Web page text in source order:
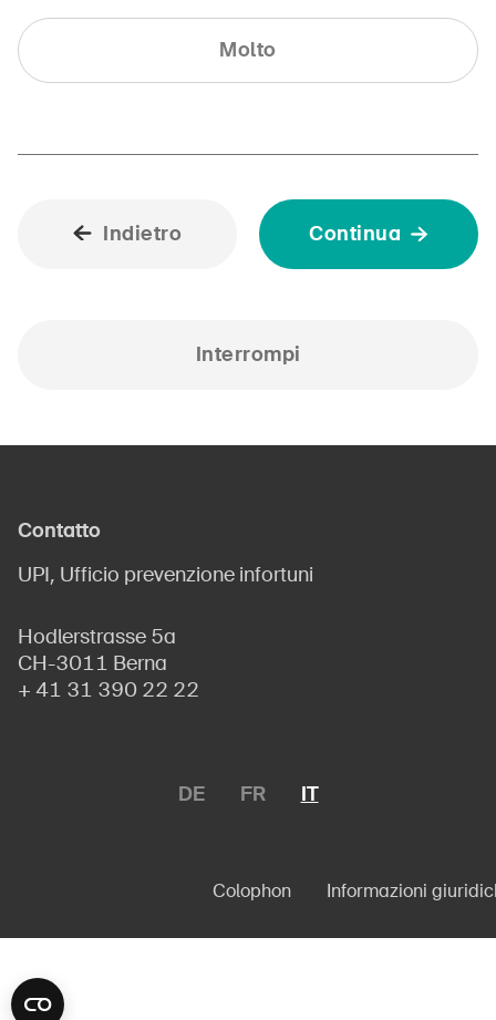
Molto
Indietro Continua
Interrompi
Contatto
UPI, Ufficio prevenzione infortuni
Hodlerstrasse 5a
CH-3011 Berna
+ 41 31 390 22 22
DE FR IT
Colophon Informazioni